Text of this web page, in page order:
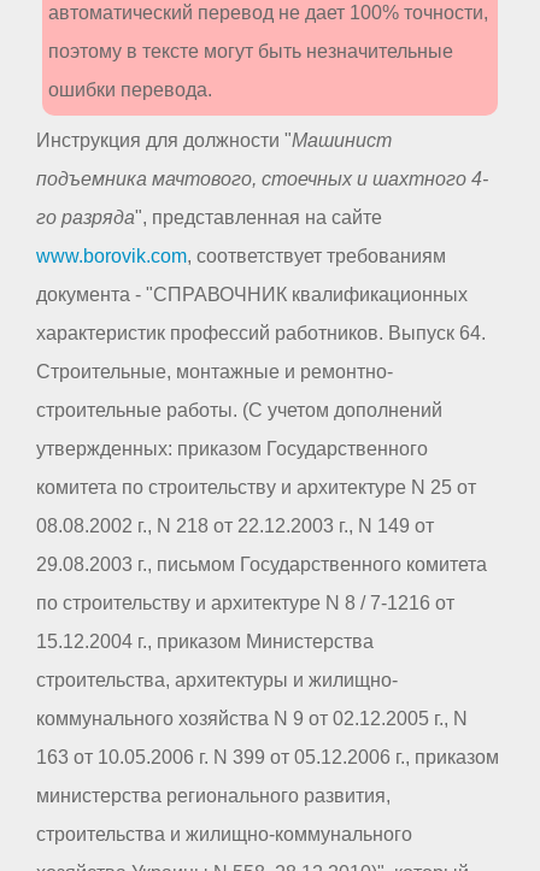
автоматический перевод не дает 100% точности,
поэтому в тексте могут быть незначительные
ошибки перевода.
Инструкция для должности "Машинист
подъемника мачтового, стоечных и шахтного 4-
го разряда", представленная на сайте
www.borovik.com, соответствует требованиям
документа - "СПРАВОЧНИК квалификационных
характеристик профессий работников. Выпуск 64.
Строительные, монтажные и ремонтно-
строительные работы. (С учетом дополнений
утвержденных: приказом Государственного
комитета по строительству и архитектуре N 25 от
08.08.2002 г., N 218 от 22.12.2003 г., N 149 от
29.08.2003 г., письмом Государственного комитета
по строительству и архитектуре N 8 / 7-1216 от
15.12.2004 г., приказом Министерства
строительства, архитектуры и жилищно-
коммунального хозяйства N 9 от 02.12.2005 г., N
163 от 10.05.2006 г. N 399 от 05.12.2006 г., приказом
министерства регионального развития,
строительства и жилищно-коммунального